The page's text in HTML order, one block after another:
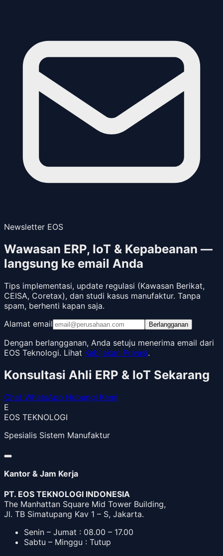
Newsletter EOS
Wawasan ERP, IoT & Kepabeanan —
langsung ke email Anda
Tips implementasi, update regulasi (Kawasan Berikat,
CEISA, Coretax), dan studi kasus manufaktur. Tanpa
spam, berhenti kapan saja.
Alamat email
Berlangganan
Dengan berlangganan, Anda setuju menerima email dari
EOS Teknologi. Lihat Kebijakan Privasi.
Konsultasi Ahli ERP & IoT Sekarang
Chat WhatsApp Hubungi Kami
E
EOS TEKNOLOGI
Spesialis Sistem Manufaktur
Kantor & Jam Kerja
PT. EOS TEKNOLOGI INDONESIA
The Manhattan Square Mid Tower Building,
Jl. TB Simatupang Kav 1 – S, Jakarta.
Senin – Jumat : 08.00 – 17.00
Sabtu – Minggu : Tutup